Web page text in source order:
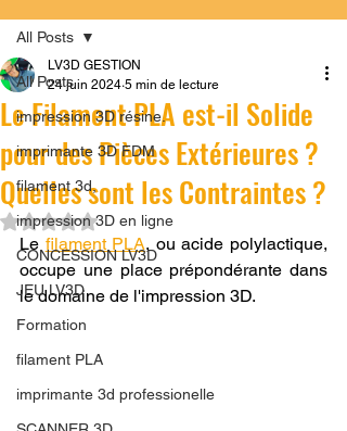
All Posts
impression 3D résine.
imprimante 3D FDM
filament 3d,
impression 3D en ligne
CONCESSION LV3D
JEU LV3D
Formation
filament PLA
imprimante 3d professionelle
All Posts
Le Filament PLA est-il Solide
pour des Pièces Extérieures ?
Quelles sont les Contraintes ?
LV3D GESTION
24 juin 2024 5 min de lecture
Noté NaN étoiles sur 5.
Le filament PLA, ou acide polylactique,
occupe une place prépondérante dans
le domaine de l'impression 3D.